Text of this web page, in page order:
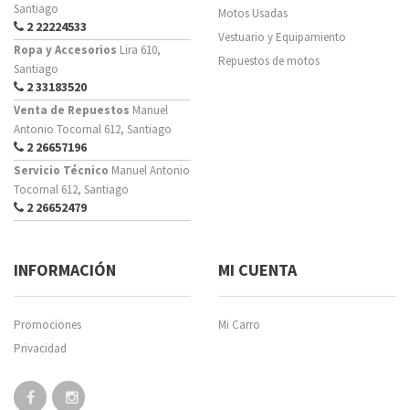
Santiago
2 22224533
Ropa y Accesorios Lira 610,
Santiago
2 33183520
Venta de Repuestos Manuel
Antonio Tocornal 612, Santiago
2 26657196
Servicio Técnico Manuel Antonio
Tocornal 612, Santiago
2 26652479
Motos Usadas
Vestuario y Equipamiento
Repuestos de motos
INFORMACIÓN
Promociones
Privacidad
MI CUENTA
Mi Carro